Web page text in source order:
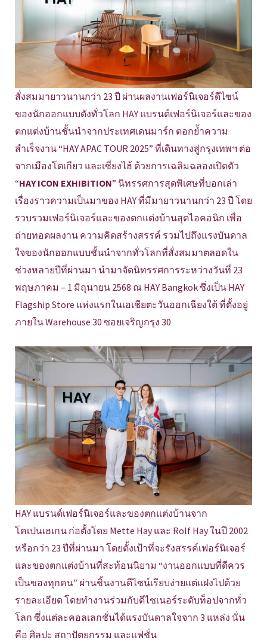
สั่งสมมายาวนานกว่า 23 ปี ผ่านผลงานเฟอร์นิเจอร์ดีไซน์
ของนักออกแบบดังทั่วโลก HAY แบรนด์เฟอร์นิเจอร์และของ
ตกแต่งบ้านชั้นนำจากประเทศเดนมาร์ก ตอกย้ำความ
สำเร็จงาน “HAY APAC TOUR 2025” ที่เดินทางสู่กรุงเทพฯ ต่อ
จากเมืองโตเกียว และเซี่ยงไฮ้ ด้วยการเฉลิมฉลองเปิดตัว
“HAY ICON EXHIBITION” นิทรรศการสุดพิเศษที่บอกเล่า
เรื่องราวความเป็นมาของ HAY ที่มีมายาวนานกว่า 23 ปี โดย
รวบรวมเฟอร์นิเจอร์และของตกแต่งบ้านสุดไอคอนิก เพื่อ
ถ่ายทอดผลงาน ความคิดสร้างสรรค์ รวมไปถึงแรงบันดาล
ใจของนักออกแบบชั้นนำจากทั่วโลกที่สั่งสมมาตลอดใน
ช่วงหลายปีที่ผ่านมา นำมาจัดนิทรรศการระหว่างวันที่ 23
พฤษภาคม – 1 มิถุนายน 2568 ณ HAY Bangkok ซึ่งเป็น HAY
Flagship Store แห่งแรกในเอเชียตะวันออกเฉียงใต้ ที่ตั้งอยู่
ภายใน Warehouse 30 ซอยเจริญกรุง 30
HAY แบรนด์เฟอร์นิเจอร์และของตกแต่งบ้านจาก
โคเปนเฮเกน ก่อตั้งโดย Mette Hay และ Rolf Hay ในปี 2002
หรือกว่า 23 ปีที่ผ่านมา โดยตั้งเป้าที่จะรังสรรค์เฟอร์นิเจอร์
และของตกแต่งบ้านที่สะท้อนนิยาม “งานออกแบบที่ดีควร
เป็นของทุกคน” ผ่านชิ้นงานดีไซน์เรียบง่ายแต่แฝงไปด้วย
รายละเอียด โดยทำงานร่วมกับดีไซเนอร์ระดับท็อปจากทั่ว
โลก ซึ่งแต่ละคอลเลกชั่นได้แรงบันดาลใจจาก 3 แหล่ง นั่น
คือ ศิลปะ สถาปัตยกรรม และแฟชั่น